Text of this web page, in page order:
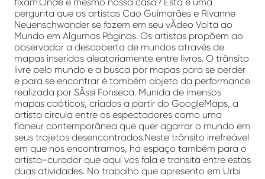
pergunta que os artistas Cao Guimarães e Rivanne
Neuenschwander se fazem em seu vÃ­deo Volta ao
Mundo em Algumas Páginas. Os artistas propõem ao
observador a descoberta de mundos através de
mapas inseridos aleatoriamente entre livros. O trânsito
livre pelo mundo e a busca por mapas para se perder
e para se encontrar é também objeto da performance
realizada por SÃ­ssi Fonseca. Munida de imensos
mapas caóticos, criados a partir do GoogleMaps, a
artista circula entre os espectadores como uma
flaneur contemporânea que quer agarrar o mundo em
seus trajetos desencontrados.Neste trânsito irrefreável
em que nos encontramos, há espaço também para o
artista-curador que aqui vos fala e transita entre estas
duas atividades. No trabalho que apresento em Urbi